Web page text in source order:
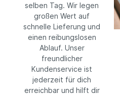
selben Tag. Wir legen
großen Wert auf
schnelle Lieferung und
einen reibungslosen
Ablauf. Unser
freundlicher
Kundenservice ist
jederzeit für dich
erreichbar und hilft dir